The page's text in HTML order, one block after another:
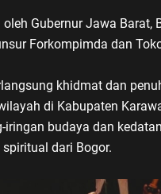
Gubernur Jawa Barat,
Forkompimda dan
khidmat dan
di Kabupaten
iringan budaya dan
dari Bogor.